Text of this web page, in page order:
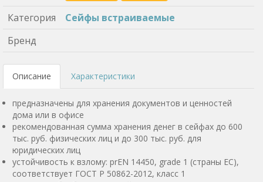
Категория
Сейфы встраиваемые
Бренд
Описание Характеристики
предназначены для хранения документов и ценностей
дома или в офисе
рекомендованная сумма хранения денег в сейфах до 600
тыс. руб. физических лиц и до 300 тыс. руб. для
юридических лиц
устойчивость к взлому: prEN 14450, grade 1 (страны ЕС),
соответствует ГОСТ Р 50862-2012, класс 1